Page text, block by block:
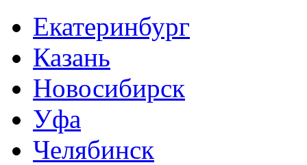
Екатеринбург
Казань
Новосибирск
Уфа
Челябинск